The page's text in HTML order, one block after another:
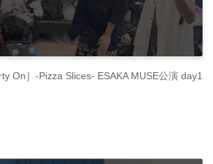
On］-Pizza Slices- ESAKA MUSE公演 day1